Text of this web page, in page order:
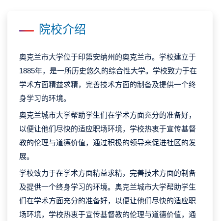
院校介绍
奥克兰市大学位于印第安纳州的奥克兰市。学校建立于
1885年，是一所历史悠久的综合性大学。学校致力于在
学术方面精益求精，完善技术方面的制备及提供一个终
身学习的环境。
奥克兰城市大学帮助学生们在学术方面充分的准备好，
以便让他们尽快的适应职场环境，学校热衷于宣传基督
教的伦理与道德价值，通过积极的领导来促进社区的发
展。
学校致力于在学术方面精益求精，完善技术方面的制备
及提供一个终身学习的环境。奥克兰城市大学帮助学生
们在学术方面充分的准备好，以便让他们尽快的适应职
场环境，学校热衷于宣传基督教的伦理与道德价值，通